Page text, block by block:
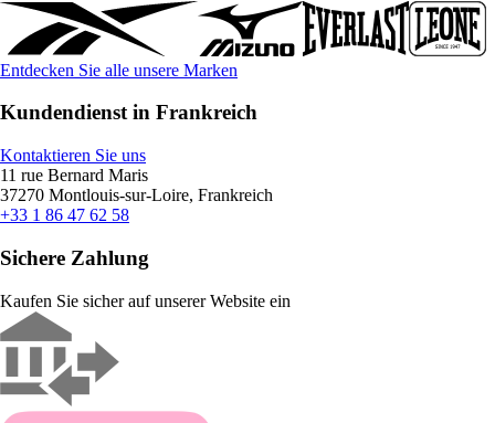
Entdecken Sie alle unsere Marken
Kundendienst in Frankreich
Kontaktieren Sie uns
11 rue Bernard Maris
37270 Montlouis-sur-Loire, Frankreich
+33 1 86 47 62 58
Sichere Zahlung
Kaufen Sie sicher auf unserer Website ein